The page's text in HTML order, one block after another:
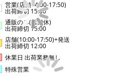
営業(店舗14:00-17:50)
出荷締切 15:00
通販のみ(店舗休)
出荷締切 15:00
店舗(10:00-17:50)+発送
出荷締切 12:00
休業日 出荷業務無し
特殊営業